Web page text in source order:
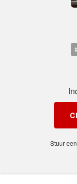
Stuur een